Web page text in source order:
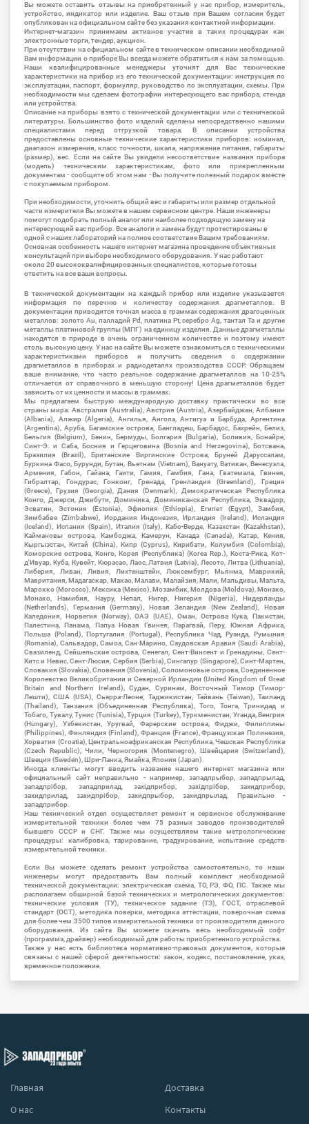
Вы можете оставить отзывы на приобретенный у нас прибор, измеритель,
устройство, индикатор или изделие. Ваш отзыв при Вашем согласии будет
опубликован на официальном сайте без указания контактной информации.
Интернет-магазин принимаем активное участие в таких процедурах как
электронные торги, тендер, аукцион.
При отсутствии на официальном сайте в техническом описании необходимой
Вам информации о приборе Вы всегда можете обратиться к нам за помощью.
Наши квалифицированные менеджеры уточнят для Вас технические
характеристики на прибор из его технической документации: инструкция по
эксплуатации, паспорт, формуляр, руководство по эксплуатации, схемы. При
необходимости мы сделаем фотографии интересующего вас прибора, стенда
или устройства.
Описание на приборы взято с технической документации или с технической
литературы. Большинство фото изделий сделаны непосредственно нашими
специалистами перед отгрузкой товара. В описании устройства
предоставлены основные технические характеристики приборов: номинал,
диапазон измерения, класс точности, шкала, напряжение питания, габариты
(размер), вес. Если на сайте Вы увидели несоответствие названия прибора
(модель) техническим характеристикам, фото или прикрепленным
документам - сообщите об этом нам - Вы получите полезный подарок вместе
с покупаемым прибором.
При необходимости, уточнить общий вес и габариты или размер отдельной
части измерителя Вы можете в нашем сервисном центре. Наши инженеры
помогут подобрать полный аналог или наиболее подходящую замену на
интересующий вас прибор. Все аналоги и замена будут протестированы в
одной с наших лабораторий на полное соответствие Вашим требованиям.
Основная особенность нашего интернет магазина проведение объективных
консультаций при выборе необходимого оборудования. У нас работают
около 20 высококвалифицированных специалистов, которые готовы
ответить на все ваши вопросы.
В технической документации на каждый прибор или изделие указывается
информация по перечню и количеству содержания драгметаллов. В
документации приводится точная масса в граммах содержания драгоценных
металлов: золото Au, палладий Pd, платина Pt, серебро Ag, тантал Ta и другие
металлы платиновой группы (МПГ) на единицу изделия. Данные драгметаллы
находятся в природе в очень ограниченном количестве и поэтому имеют
столь высокую цену. У нас на сайте Вы можете ознакомиться с техническими
характеристиками приборов и получить сведения о содержании
драгметаллов в приборах и радиодеталях производства СССР. Обращаем
ваше внимание, что часто реальное содержание драгметаллов на 10-25%
отличается от справочного в меньшую сторону! Цена драгметаллов будет
зависить от их ценности и массы в граммах.
Мы предлагаем быструю международную доставку практически во все
страны мира: Австралия (Australia), Австрия (Austria), Азербайджан, Албания
(Albania), Алжир (Algeria), Ангилья, Ангола, Антигуа и Барбуда, Аргентина
(Argentina), Аруба, Багамские острова, Бангладеш, Барбадос, Бахрейн, Белиз,
Бельгия (Belgium), Бенин, Бермуды, Болгария (Bulgaria), Боливия, Бонайре,
Синт-Э. и Саба, Босния и Герцеговина (Bosnia and Herzegovina), Ботсвана,
Бразилия (Brazil), Британские Виргинские Острова, Бруней Даруссалам,
Буркина Фасо, Бурунди, Бутан, Вьетнам (Vietnam), Вануату, Ватикан, Венесуэла,
Армения, Габон, Гайана, Гаити, Гамия, Гамбия, Гана, Гватемала, Гвинея,
Гибралтар, Гондурас, Гонконг, Гренада, Гренландия (Greenland), Греция
(Greece), Грузия (Georgia), Дания (Denmark), Демократическая Республика
Конго, Джерси, Джибути, Доминика, Доминиканская Республика, Эквадор,
Эсватин, Эстония (Estonia), Эфиопия (Ethiopia), Египет (Egypt), Замбия,
Зимбабве (Zimbabwe), Иордания Индонезия, Ирландия (Ireland), Исландия
(Iceland), Испания (Spain), Италия (Italy), Кабо-Верде, Казахстан (Kazakhstan),
Каймановы острова, Камбоджа, Камерун, Канада (Canada), Катар, Кения,
Кыргызстан, Китай (China), Кипр (Cyprus), Кирибати, Колумбия (Colombia),
Коморские острова, Конго, Корея (Республика) (Korea Rep.), Коста-Рика, Кот-
д'Ивуар, Куба, Кувейт, Кюрасао, Лаос, Латвия (Latvia), Лесото, Литва (Lithuania),
Либерия, Ливан, Ливия, Лихтенштейн, Люксембург, Мьянма, Маврикий,
Мавритания, Мадагаскар, Макао, Малави, Малайзия, Мали, Мальдивы, Мальта,
Марокко (Morocco), Мексика (Mexico), Мозамбик, Молдова (Moldova), Монако,
Монако, Намибия, Науру, Непал, Нигер, Нигерия (Nigeria), Нидерланды
(Netherlands), Германия (Germany), Новая Зеландия (New Zealand), Новая
Каледония, Норвегия (Norway), ОАЭ (UAE), Оман, Острова Кука, Пакистан,
Палестина, Панама, Папуа Новая Гвинея, Парагвай, Перу, Южная Африка,
Польша (Poland), Португалия (Portugal), Республика Чад, Руанда, Румыния
(Romania), Сальвадор, Самоа, Сан-Марино, Саудовская Аравия (Saudi Arabia),
Свазиленд, Сейшельские острова, Сенегал, Сент-Винсент и Гренадины, Сент-
Китс и Невис, Сент-Люсия, Сербия (Serbia), Сингапур (Singapore), Синт-Мартен,
Словакия (Slovakia), Словения (Slovenia), Соломоновые острова, Соединенное
Королевство Великобритании и Северной Ирландии (United Kingdom of Great
Britain and Northern Ireland), Судан, Суринам, Восточный Тимор (Тимор-
Лешти), США (USA), Сьерра-Леоне, Таджикистан, Тайвань (Taiwan), Таиланд
(Thailand), Танзания (Объединенная Республика), Того, Тонга, Тринидад и
Тобаго, Тувалу, Тунис (Tunisia), Турция (Turkey), Туркменистан, Уганда, Венгрия
(Hungary), Узбекистан, Уругвай, Фарерские острова, Фиджи, Филиппины
(Philippines), Финляндия (Finland), Франция (France), Французская Полинезия,
Хорватия (Croatia), Центральноафриканская Республика, Чешская Республика
(Czech Republic), Чили, Черногория (Montenegro), Швейцария (Switzerland),
Швеция (Sweden), Шри-Ланка, Ямайка, Япония (Japan).
Иногда клиенты могут вводить название нашего интернет магазина или
официальный сайт неправильно - например, западпрыбор, западпрылад,
западпрібор, западприлад, західприбор, західпрібор, захидприбор,
захидприлад, захидпрібор, захидпрыбор, захидпрылад. Правильно -
западприбор.
Наш технический отдел осуществляет ремонт и сервисное обслуживание
измерительной техники более чем 75 разных заводов производителей
бывшего СССР и СНГ. Также мы осуществляем такие метрологические
процедуры: калибровка, тарирование, градуирование, испытание средств
измерительной техники.
Если Вы можете сделать ремонт устройства самостоятельно, то наши
инженеры могут предоставить Вам полный комплект необходимой
технической документации: электрическая схема, ТО, РЭ, ФО, ПС. Также мы
располагаем обширной базой технических и метрологических документов:
технические условия (ТУ), техническое задание (ТЗ), ГОСТ, отраслевой
стандарт (ОСТ), методика поверки, методика аттестации, поверочная схема
для более чем 3500 типов измерительной техники от производителя данного
оборудования. Из сайта Вы можете скачать весь необходимый софт
(программа, драйвер) необходимый для работы приобретенного устройства.
Также у нас есть библиотека нормативно-правовых документов, которые
связаны с нашей сферой деятельности: закон, кодекс, постановление, указ,
временное положение.
Главная
Доставка
О нас
Контакты